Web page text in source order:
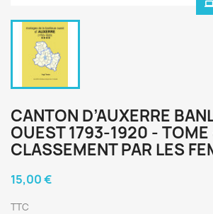
CANTON D’AUXERRE
OUEST 1793-1920 - TOME
CLASSEMENT PAR LES
15,00 €
TTC